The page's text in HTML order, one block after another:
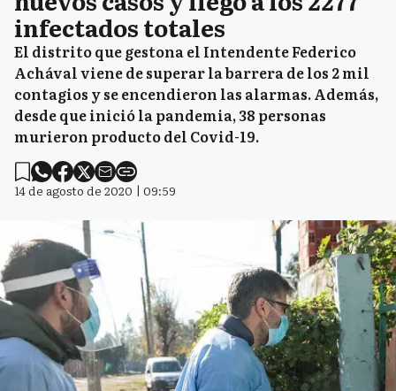
infectados totales
El distrito que gestona el Intendente Federico
Achával viene de superar la barrera de los 2 mil
contagios y se encendieron las alarmas. Además,
desde que inició la pandemia, 38 personas
murieron producto del Covid-19.
14 de agosto de 2020 | 09:59